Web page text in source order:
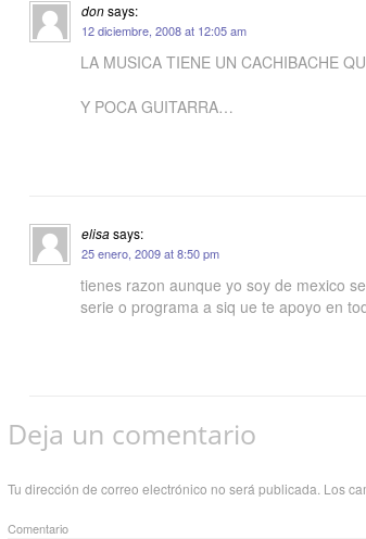
donsays:
12 diciembre, 2008 at 12:05 am
LA MUSICA TIENE UN CACHIBACHE
Y POCA GUITARRA…
elisasays:
25 enero, 2009 at 8:50 pm
tienes razon aunque yo soy de mexico
serie o programa a siq ue te apoyo en
Deja un comentario
Tu dirección de correo electrónico no será publicada. Los
Comentario